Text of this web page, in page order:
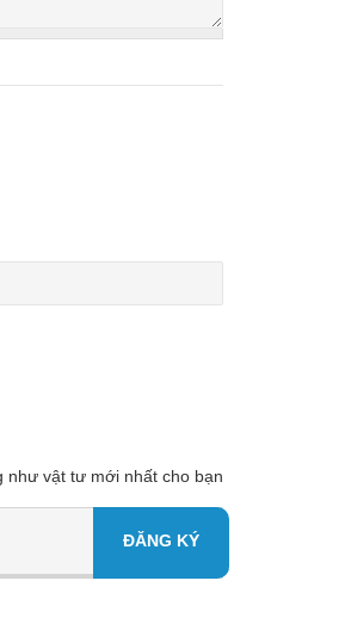
như vật tư mới nhất cho bạn